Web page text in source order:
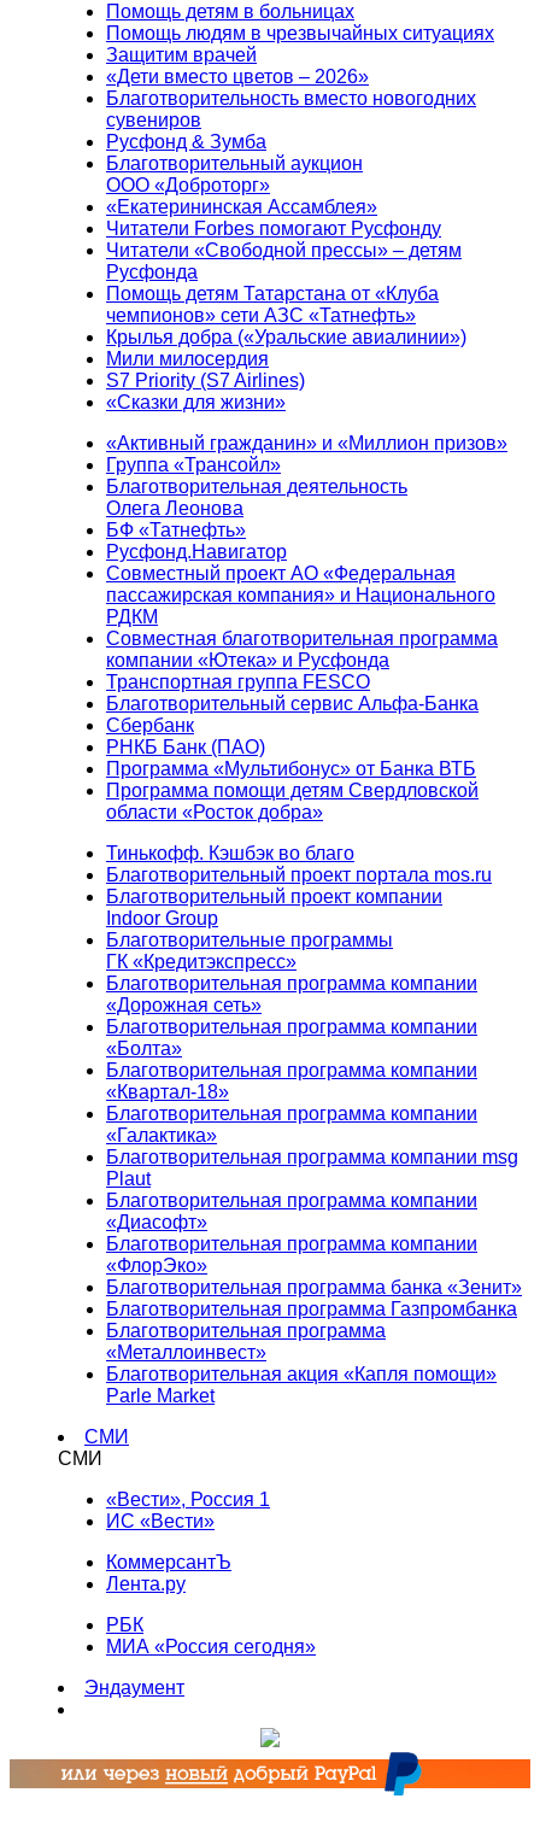
Помощь детям в больницах
Помощь людям в чрезвычайных ситуациях
Защитим врачей
«Дети вместо цветов – 2026»
Благотворительность вместо новогодних
сувениров
Русфонд & Зумба
Благотворительный аукцион
ООО «Доброторг»
«Екатерининская Ассамблея»
Читатели Forbes помогают Русфонду
Читатели «Свободной прессы» – детям
Русфонда
Помощь детям Татарстана от «Клуба
чемпионов» сети АЗС «Татнефть»
Крылья добра («Уральские авиалинии»)
Мили милосердия
S7 Priority (S7 Airlines)
«Сказки для жизни»
«Активный гражданин» и «Миллион призов»
Группа «Трансойл»
Благотворительная деятельность
Олега Леонова
БФ «Татнефть»
Русфонд.Навигатор
Совместный проект АО «Федеральная
пассажирская компания» и Национального
РДКМ
Совместная благотворительная программа
компании «Ютека» и Русфонда
Транспортная группа FESCO
Благотворительный сервис Альфа-Банка
Сбербанк
РНКБ Банк (ПАО)
Программа «Мультибонус» от Банка ВТБ
Программа помощи детям Свердловской
области «Росток добра»
Тинькофф. Кэшбэк во благо
Благотворительный проект портала mos.ru
Благотворительный проект компании
Indoor Group
Благотворительные программы
ГК «Кредитэкспресс»
Благотворительная программа компании
«Дорожная сеть»
Благотворительная программа компании
«Болта»
Благотворительная программа компании
«Квартал-18»
Благотворительная программа компании
«Галактика»
Благотворительная программа компании msg
Plaut
Благотворительная программа компании
«Диасофт»
Благотворительная программа компании
«ФлорЭко»
Благотворительная программа банка «Зенит»
Благотворительная программа Газпромбанка
Благотворительная программа
«Металлоинвест»
Благотворительная акция «Капля помощи»
Parle Market
СМИ
СМИ
«Вести», Россия 1
ИС «Вести»
КоммерсантЪ
Лента.ру
РБК
МИА «Россия сегодня»
Эндаумент